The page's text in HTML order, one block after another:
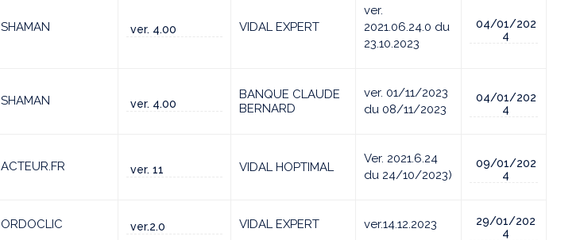
SHAMAN ver. 4.00 VIDAL EXPERT
ver.
2021.06.24.0 du
23.10.2023
04/01/202
4
SHAMAN ver. 4.00
BANQUE CLAUDE
BERNARD
ver. 01/11/2023
du 08/11/2023
04/01/202
4
ACTEUR.FR ver. 11 VIDAL HOPTIMAL
Ver. 2021.6.24
du 24/10/2023)
09/01/202
4
ORDOCLIC ver.2.0 VIDAL EXPERT ver.14.12.2023
29/01/202
4